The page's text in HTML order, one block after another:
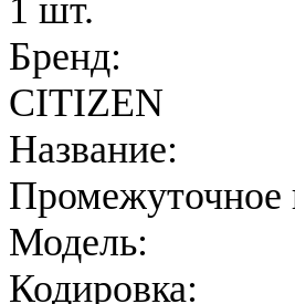
1 шт.
Бренд:
CITIZEN
Название:
Промежуточное
Модель:
Кодировка: